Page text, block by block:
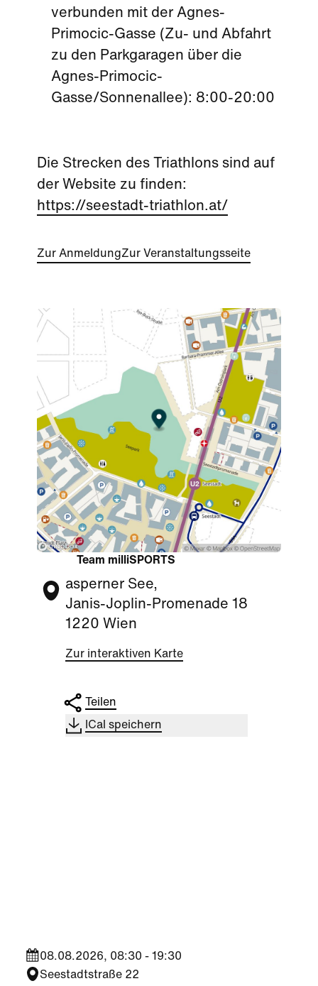
Team milliSPORTS
asperner See,
Janis-Joplin-Promenade 18
1220 Wien
Zur interaktiven Karte
Teilen
ICal speichern
verbunden mit der Agnes-
Primocic-Gasse (Zu- und Abfahrt
zu den Parkgaragen über die
Agnes-Primocic-
Gasse/Sonnenallee): 8:00-20:00
Die Strecken des Triathlons sind auf
der Website zu finden:
https://seestadt-triathlon.at/
Zur AnmeldungZur Veranstaltungsseite
08.08.2026, 08:30 - 19:30
Seestadtstraße 22